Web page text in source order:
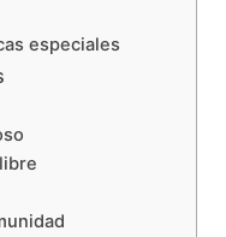
especiales